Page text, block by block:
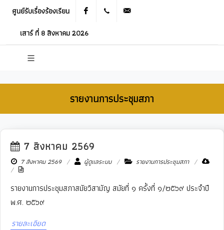
ศูนย์รับเรื่องร้องเรียน Facebook 021905536
เสาร์ ที่ 8 สิงหาคม 2026
รายงานการประชุมสภา
7 สิงหาคม 2569
7 สิงหาคม 2569 ผู้ดูแลระบบ รายงานการประชุมสภา
รายงานการประชุมสภาสมัยวิสามัญ สมัยที่ ๑ ครั้งที่ ๑/๒๕๖๙ ประจำปี
พ.ศ. ๒๕๖๙
รายละเอียด